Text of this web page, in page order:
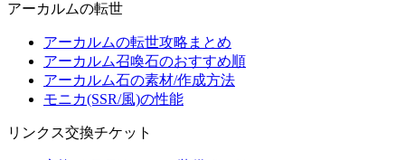
アーカルムの転世
アーカルムの転世攻略まとめ
アーカルム召喚石のおすすめ順
アーカルム石の素材/作成方法
モニカ(SSR/風)の性能
リンクス交換チケット